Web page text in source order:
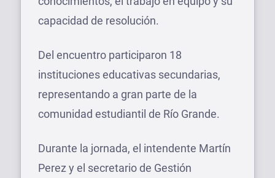
capacidad de resolución.
Del encuentro participaron 18
instituciones educativas secundarias,
representando a gran parte de la
comunidad estudiantil de Río Grande.
Durante la jornada, el intendente Martín
Perez y el secretario de Gestión